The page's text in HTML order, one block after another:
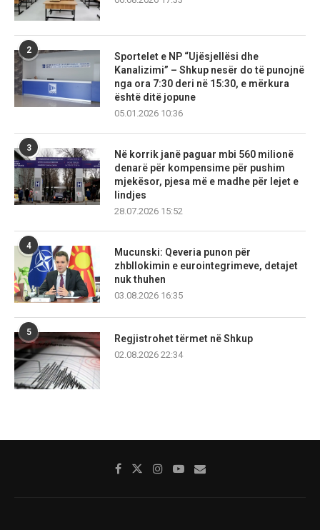
2
Sportelet e NP “Ujësjellësi dhe
Kanalizimi” – Shkup nesër do të punojnë
nga ora 7:30 deri në 15:30, e mërkura
është ditë jopune
05.01.2026 10:36
3
Në korrik janë paguar mbi 560 milionë
denarë për kompensime për pushim
mjekësor, pjesa më e madhe për lejet e
lindjes
28.07.2026 15:52
4
Mucunski: Qeveria punon për
zhbllokimin e eurointegrimeve, detajet
nuk thuhen
03.08.2026 16:35
5
Regjistrohet tërmet në Shkup
02.08.2026 22:34